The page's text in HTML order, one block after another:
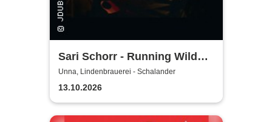
Sari Schorr - Running Wild
Tour 2026
Unna, Lindenbrauerei - Schalander
13.10.2026